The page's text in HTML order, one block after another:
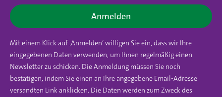
Anmelden
Mit einem Klick auf ‚Anmelden‘ willigen Sie ein, dass wir Ihre
eingegebenen Daten verwenden, um Ihnen regelmäßig einen
Newsletter zu schicken. Die Anmeldung müssen Sie noch
bestätigen, indem Sie einen an Ihre angegebene Email-Adresse
versandten Link anklicken. Die Daten werden zum Zweck des